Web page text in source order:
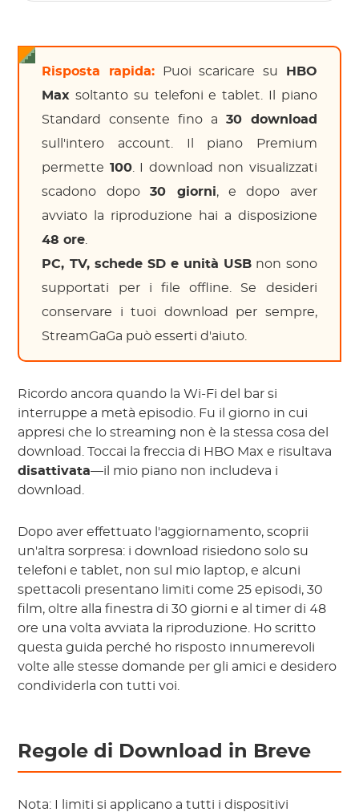
Risposta rapida: Puoi scaricare su
HBO
Max soltanto su telefoni e tablet. Il piano
Standard consente fino a 30 download
sull'intero account. Il piano Premium
permette 100. I download non visualizzati
scadono dopo30 giorni, e dopo aver
avviato la riproduzione hai a disposizione
48 ore
PC, TV, schede SD e unità USB non sono
supportati per i file offline. Se desideri
conservare i tuoi download per sempre,
StreamGaGa può esserti d'aiuto.
Ricordo ancora quando la Wi-Fi del bar si
interruppe a metà episodio. Fu il giorno in cui
appresi che lo streaming non è la stessa cosa del
download. Toccai la freccia di HBO Max e risultava
disattivata—il mio piano non includeva i
download.
Dopo aver effettuato l'aggiornamento, scoprii
un'altra sorpresa: i download risiedono solo su
telefoni e tablet, non sul mio laptop, e alcuni
spettacoli presentano limiti come 25 episodi, 30
film, oltre alla finestra di 30 giorni e al timer di 48
ore una volta avviata la riproduzione. Ho scritto
questa guida perché ho risposto innumerevoli
volte alle stesse domande per gli amici e desidero
condividerla con tutti voi.
Regole di Download in Breve
Nota: I limiti si applicano a tutti i dispositivi